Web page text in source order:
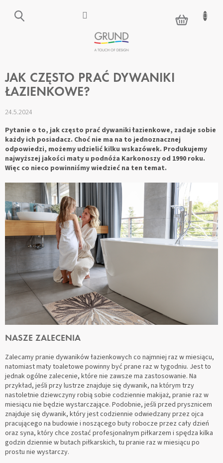
KOSZYK
JAK CZĘSTO PRAĆ DYWANIKI
ŁAZIENKOWE?
24.5.2024
Pytanie o to, jak często prać dywaniki łazienkowe, zadaje sobie
każdy ich posiadacz. Choć nie ma na to jednoznacznej
odpowiedzi, możemy udzielić kilku wskazówek. Produkujemy
najwyższej jakości maty u podnóża Karkonoszy od 1990 roku.
Więc co nieco powinniśmy wiedzieć na ten temat.
NASZE ZALECENIA
Zalecamy pranie dywaników łazienkowych co najmniej raz w miesiącu,
natomiast maty toaletowe powinny być prane raz w tygodniu. Jest to
jednak ogólne zalecenie, które nie zawsze ma zastosowanie. Na
przykład, jeśli przy lustrze znajduje się dywanik, na którym trzy
nastoletnie dziewczyny robią sobie codziennie makijaż, pranie raz w
miesiącu nie będzie wystarczające. Podobnie, jeśli przed prysznicem
znajduje się dywanik, który jest codziennie odwiedzany przez ojca
pracującego na budowie i noszącego buty robocze przez cały dzień
oraz syna, który chce zostać profesjonalnym piłkarzem i spędza kilka
godzin dziennie w butach piłkarskich, tu pranie raz w miesiącu po
prostu nie wystarczy.